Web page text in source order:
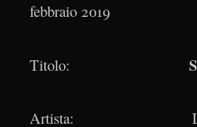
febbraio 2019
Titolo:
Artista: